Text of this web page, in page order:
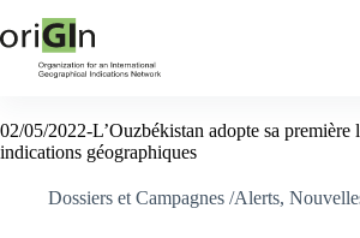
02/05/2022-L’Ouzbékistan adopte sa première
indications géographiques
Dossiers et Campagnes /Alerts,